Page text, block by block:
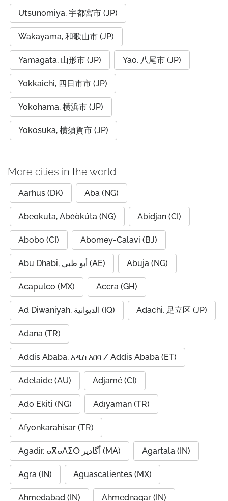
Utsunomiya, 宇都宮市 (JP)
Wakayama, 和歌山市 (JP)
Yamagata, 山形市 (JP) Yao, 八尾市 (JP)
Yokkaichi, 四日市市 (JP)
Yokohama, 横浜市 (JP)
Yokosuka, 横須賀市 (JP)
More cities in the world
Aarhus (DK) Aba (NG)
Abeokuta, Abẹ́òkúta (NG) Abidjan (CI)
Abobo (CI) Abomey-Calavi (BJ)
Abu Dhabi, أبو ظبي (AE) Abuja (NG)
Acapulco (MX) Accra (GH)
Ad Diwaniyah, الديوانية (IQ) Adachi, 足立区 (JP)
Adana (TR)
Addis Ababa, አዲስ አበባ / Addis Ababa (ET)
Adelaide (AU) Adjamé (CI)
Ado Ekiti (NG) Adıyaman (TR)
Afyonkarahisar (TR)
Agadir, ⴰⴳⴰⴷⵉⵔ أگادیر (MA) Agartala (IN)
Agra (IN) Aguascalientes (MX)
Ahmedabad (IN) Ahmednagar (IN)